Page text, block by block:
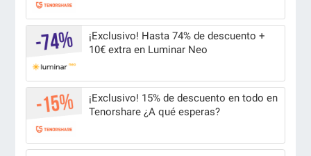
¡Exclusivo! Hasta 74% de descuento +
10€ extra en Luminar Neo
¡Exclusivo! 15% de descuento en todo en
Tenorshare ¿A qué esperas?